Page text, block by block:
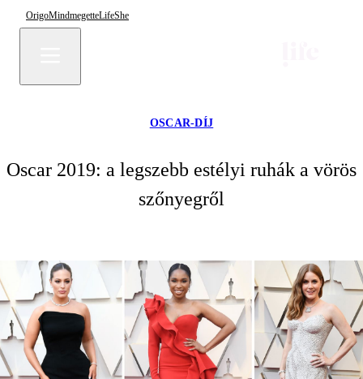
OrigoMindmegetteLifeShe
OSCAR-DÍJ
Oscar 2019: a legszebb estélyi ruhák a vörös
szőnyegről